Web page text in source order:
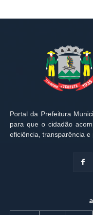
Portal da Prefeitura
para que o cidadão
eficiência, transparência e